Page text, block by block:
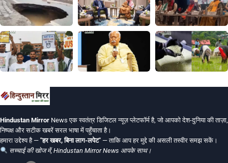
Hindustan Mirror News एक स्वतंत्र डिजिटल न्यूज़ प्लेटफॉर्म है, जो आपको देश-दुनिया की ताज़ा,
निष्पक्ष और सटीक खबरें सरल भाषा में पहुँचाता है।
हमारा उद्देश्य है — "हर खबर, बिना लाग-लपेट" — ताकि आप हर मुद्दे की असली तस्वीर समझ सकें।
सच्चाई की खोज में, Hindustan Mirror News आपके साथ।